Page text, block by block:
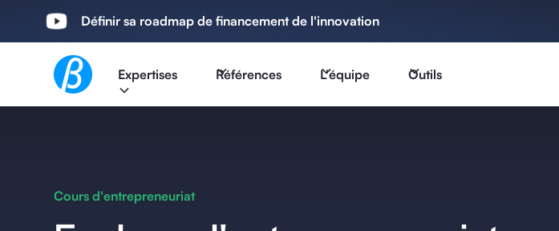
Définir sa roadmap de financement de l'innovation
Expertises Références L'équipe Outils
Cours d'entrepreneuriat